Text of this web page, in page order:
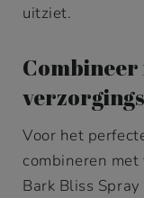
uitziet.
Voor het
combineren
Bark Bliss